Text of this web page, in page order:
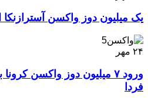
یک میلیون دوز واکسن
۲۴ مهر
ورود ۷ میلیون ‌دوز واکسن
فردا